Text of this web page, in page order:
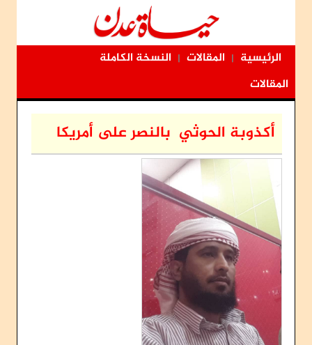
الرئيسية | المقالات | النسخة الكاملة
المقالات
أكذوبة الحوثي بالنصر على أمريكا